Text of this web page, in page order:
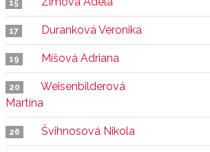
15
17 Duranková Veronika
19 Míšová Adriana
20
Weisenbilderová
Martina
26 Švihnosová Nikola